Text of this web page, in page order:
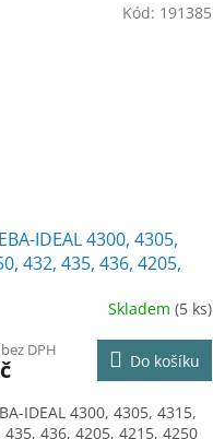
IDEAL 4300, 4305,
432, 435, 436, 4205,
Skladem (5 ks)
DPH
Do košíku
IDEAL 4300, 4305, 4315,
435, 436, 4205, 4215, 4250
Kód: 191385